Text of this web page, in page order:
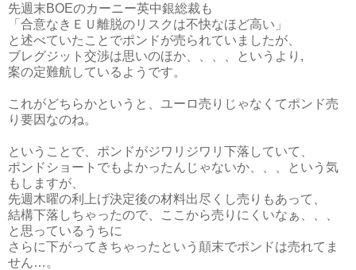
先週末BOEのカーニー英中銀総裁も
「合意なきＥＵ離脱のリスクは不快なほど高い」
と述べていたことでポンドが売られていましたが、
ブレグジット交渉は思いのほか、、、、というより,
案の定難航しているようです。
これがどちらかというと、ユーロ売りじゃなくてポンド売
り要因なのね。
ということで、ポンドがジワリジワリ下落していて、
ポンドショートでもよかったんじゃないか、、、という気
もしますが、
先週木曜の利上げ決定後の材料出尽くし売りもあって、
結構下落しちゃったので、ここから売りにくいなぁ、、、
と思っているうちに
さらに下がってきちゃったという顛末でポンドは売れてま
せん…。